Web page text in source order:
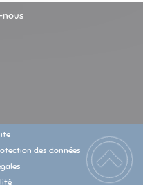
des données